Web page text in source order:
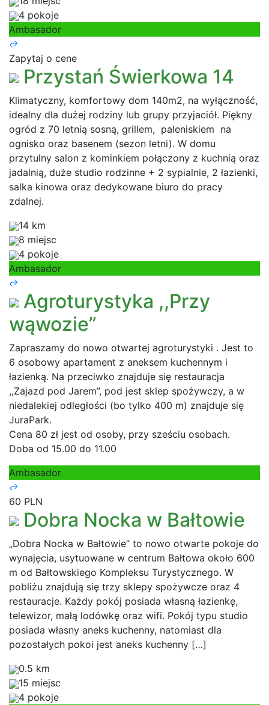
4 pokoje
Ambasador
Zapytaj o cene
Przystań Świerkowa 14
Klimatyczny, komfortowy dom 140m2, na wyłączność,
idealny dla dużej rodziny lub grupy przyjaciół. Piękny
ogród z 70 letnią sosną, grillem, paleniskiem na
ognisko oraz basenem (sezon letni). W domu
przytulny salon z kominkiem połączony z kuchnią oraz
jadalnią, duże studio rodzinne + 2 sypialnie, 2 łazienki,
salka kinowa oraz dedykowane biuro do pracy
zdalnej.
14 km
8 miejsc
4 pokoje
Ambasador
Agroturystyka ,,Przy
wąwozie”
Zapraszamy do nowo otwartej agroturystyki . Jest to
6 osobowy apartament z aneksem kuchennym i
łazienką. Na przeciwko znajduje się restauracja
,,Zajazd pod Jarem”, pod jest sklep spożywczy, a w
niedalekiej odległości (bo tylko 400 m) znajduje się
JuraPark.
Cena 80 zł jest od osoby, przy sześciu osobach.
Doba od 15.00 do 11.00
Ambasador
60 PLN
Dobra Nocka w Bałtowie
„Dobra Nocka w Bałtowie” to nowo otwarte pokoje do
wynajęcia, usytuowane w centrum Bałtowa około 600
m od Bałtowskiego Kompleksu Turystycznego. W
pobliżu znajdują się trzy sklepy spożywcze oraz 4
restauracje. Każdy pokój posiada własną łazienkę,
telewizor, małą lodówkę oraz wifi. Pokój typu studio
posiada własny aneks kuchenny, natomiast dla
pozostałych pokoi jest aneks kuchenny […]
0.5 km
15 miejsc
4 pokoje